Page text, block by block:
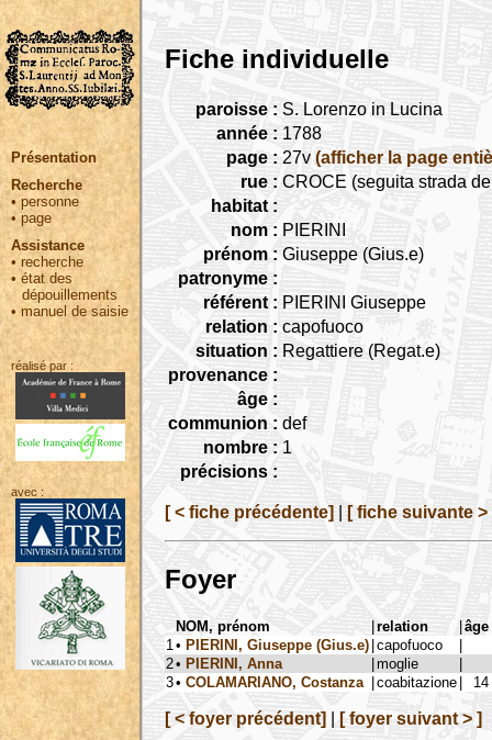
Présentation
Recherche
• personne
•page
Assistance
• recherche
•état des
dépouillements
•manuel de saisie
réalisé par :
avec :
Fiche individuelle
paroisse : S. Lorenzo in Lucina
année : 1788
page : 27v (afficher la page
rue : CROCE (seguita strada
habitat :
nom : PIERINI
prénom : Giuseppe (Gius.e)
patronyme :
référent : PIERINI Giuseppe
relation : capofuoco
situation : Regattiere (Regat.e)
provenance :
âge :
communion : def
nombre : 1
précisions :
[ < fiche précédente] [ fiche suivante >
Foyer
NOM, prénom |relation |âge
1 • PIERINI, Giuseppe (Gius.e) |capofuoco |
2• PIERINI, Anna |moglie |
3• COLAMARIANO, Costanza |coabitazione | 14
[ < foyer précédent] [ foyer suivant > ]